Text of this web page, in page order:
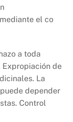
el co
a toda
de
La
depender
Control